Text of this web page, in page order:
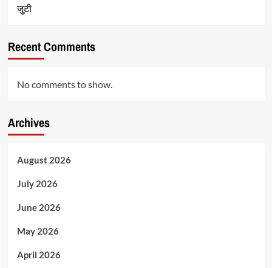
जुटी
Recent Comments
No comments to show.
Archives
August 2026
July 2026
June 2026
May 2026
April 2026